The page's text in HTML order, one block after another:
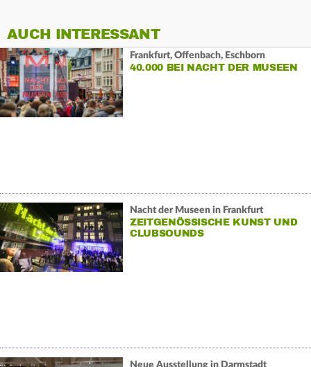
AUCH INTERESSANT
Frankfurt, Offenbach, Eschborn
40.000 BEI NACHT DER MUSEEN
Nacht der Museen in Frankfurt
ZEITGENÖSSISCHE KUNST UND
CLUBSOUNDS
Neue Ausstellung in Darmstadt